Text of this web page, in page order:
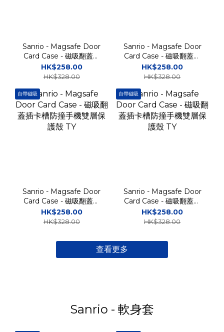
Sanrio - Magsafe Door
Card Case - 磁吸翻蓋插
卡槽防撞手機雙層保護殼
TY
HK$258.00
HK$328.00
Sanrio - Magsafe Door
Card Case - 磁吸翻蓋插
卡槽防撞手機雙層保護殼
TY
HK$258.00
HK$328.00
自帶磁吸
Sanrio - Magsafe Door
Card Case - 磁吸翻蓋插
卡槽防撞手機雙層保護殼
TY
HK$258.00
HK$328.00
自帶磁吸
Sanrio - Magsafe Door
Card Case - 磁吸翻蓋插
卡槽防撞手機雙層保護殼
TY
HK$258.00
HK$328.00
查看更多
Sanrio - 軟身套